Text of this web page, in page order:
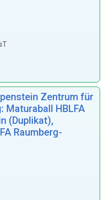
Zentrum für
Maturaball HBLFA
(Duplikat),
Raumberg-